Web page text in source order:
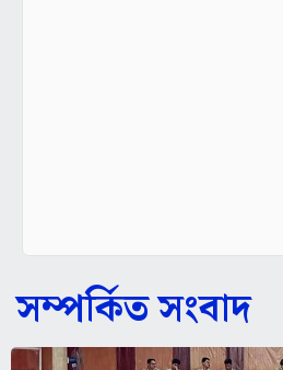
সম্পর্কিত সংবাদ